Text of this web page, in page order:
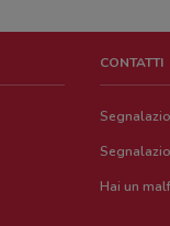
CONTATTI
Hai un